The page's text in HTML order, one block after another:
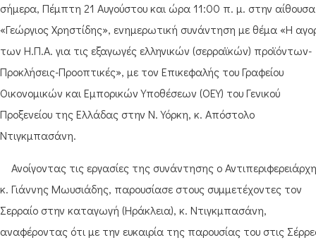
σήμερα, Πέμπτη 21 Αυγούστου και ώρα 11:00 π. μ. στην αίθουσα
«Γεώργιος Χρηστίδης», ενημερωτική συνάντηση με θέμα «Η
των Η.Π.Α. για τις εξαγωγές ελληνικών (σερραϊκών) προϊόντων-
Προκλήσεις-Προοπτικές», με τον Επικεφαλής του Γραφείου
Οικονομικών και Εμπορικών Υποθέσεων (ΟΕΥ) του Γενικού
Προξενείου της Ελλάδας στην Ν. Υόρκη, κ. Απόστολο
Ντιγκμπασάνη.
Ανοίγοντας τις εργασίες της συνάντησης ο
κ. Γιάννης Μωυσιάδης, παρουσίασε στους συμμετέχοντες τον
Σερραίο στην καταγωγή (Ηράκλεια), κ. Ντιγκμπασάνη,
αναφέροντας ότι με την ευκαιρία της παρουσίας του στις